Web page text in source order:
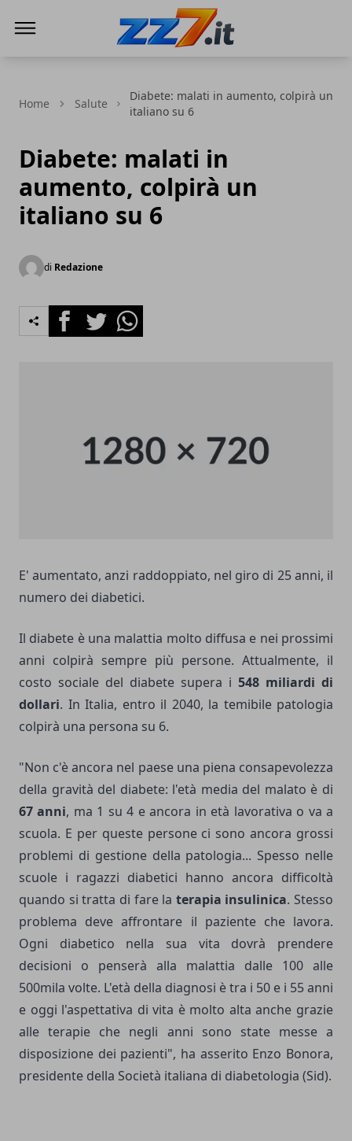
Home Salute
Diabete: malati in aumento, colpirà un
italiano su 6
Diabete: malati in
aumento, colpirà un
italiano su 6
di Redazione
FacebookTwitterWhatsapp
E' aumentato, anzi raddoppiato, nel giro di 25 anni, il
numero dei diabetici.
Il diabete è una malattia molto diffusa e nei prossimi
anni colpirà sempre più persone. Attualmente, il
costo sociale del diabete supera i 548 miliardi di
dollari. In Italia, entro il 2040, la temibile patologia
colpirà una persona su 6.
"Non c'è ancora nel paese una piena consapevolezza
della gravità del diabete: l'età media del malato è di
67 anni, ma 1 su 4 e ancora in età lavorativa o va a
scuola. E per queste persone ci sono ancora grossi
problemi di gestione della patologia... Spesso nelle
scuole i ragazzi diabetici hanno ancora difficoltà
quando si tratta di fare la terapia insulinica. Stesso
problema deve affrontare il paziente che lavora.
Ogni diabetico nella sua vita dovrà prendere
decisioni o penserà alla malattia dalle 100 alle
500mila volte. L'età della diagnosi è tra i 50 e i 55 anni
e oggi l'aspettativa di vita è molto alta anche grazie
alle terapie che negli anni sono state messe a
disposizione dei pazienti", ha asserito Enzo Bonora,
presidente della Società italiana di diabetologia (Sid).